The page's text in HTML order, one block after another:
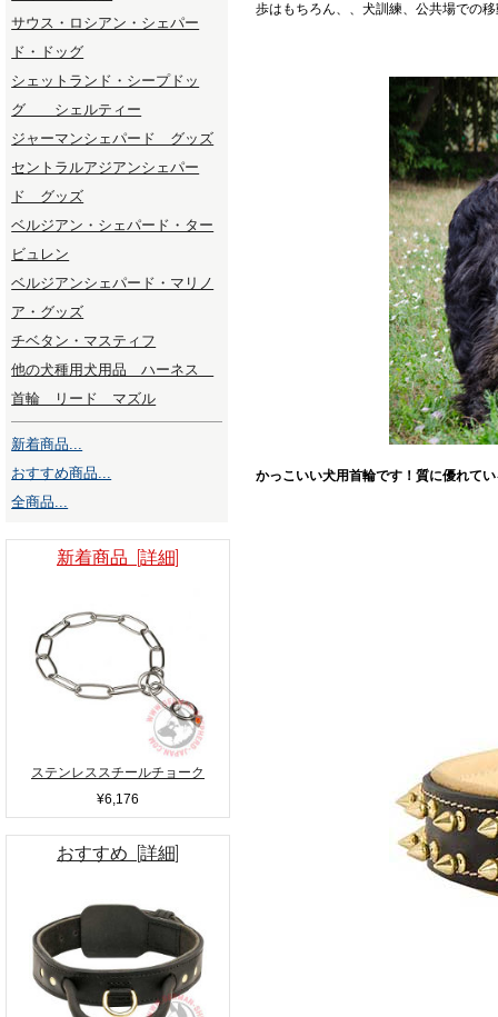
サウス・ロシアン・シェパー
ド・ドッグ
シェットランド・シープドッ
グ シェルティー
ジャーマンシェパード グッズ
セントラルアジアンシェパー
ド グッズ
ベルジアン・シェパード・ター
ビュレン
ベルジアンシェパード・マリノ
ア・グッズ
チベタン・マスティフ
他の犬種用犬用品 ハーネス
首輪 リード マズル
新着商品...
おすすめ商品...
全商品...
新着商品 [詳細]
ステンレススチールチョーク
¥6,176
おすすめ [詳細]
歩はもちろん、、犬訓練、公共場での
かっこいい犬用首輪です！質に優れて